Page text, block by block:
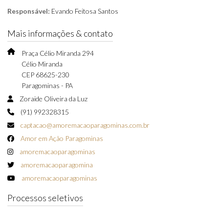
Responsável: Evando Feitosa Santos
Mais informações & contato
Praça Célio Miranda 294
Célio Miranda
CEP 68625-230
Paragominas - PA
Zoraide Oliveira da Luz
(91) 992328315
captacao@amoremacaoparagominas.com.br
Amor em Ação Paragominas
amoremacaoparagominas
amoremacaoparagomina
amoremacaoparagominas
Processos seletivos